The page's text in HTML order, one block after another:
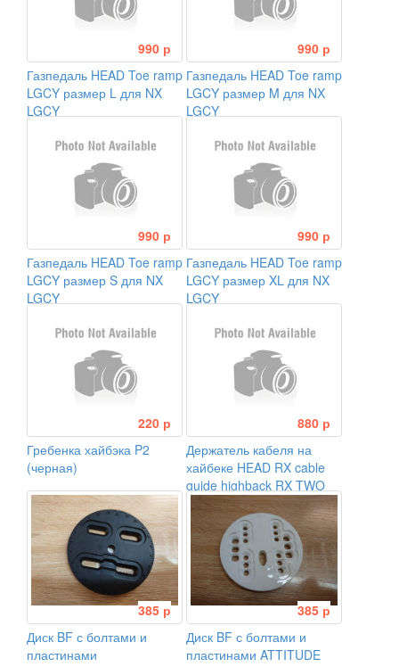
990 р
Газпедаль HEAD Toe ramp
LGCY размер L для NX
LGCY
990 р
Газпедаль HEAD Toe ramp
LGCY размер M для NX
LGCY
990 р
Газпедаль HEAD Toe ramp
LGCY размер S для NX
LGCY
990 р
Газпедаль HEAD Toe ramp
LGCY размер XL для NX
LGCY
220 р
Гребенка хайбэка P2
(черная)
880 р
Держатель кабеля на
хайбеке HEAD RX cable
guide highback RX TWO
385 р
Диск BF с болтами и
пластинами
385 р
Диск BF с болтами и
пластинами ATTITUDE